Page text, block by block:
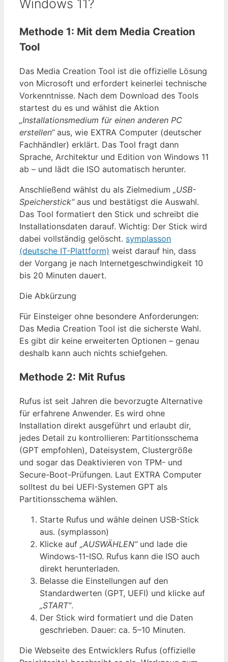
Windows 11?
Methode 1: Mit dem Media Creation
Tool
Das Media Creation Tool ist die offizielle Lösung
von Microsoft und erfordert keinerlei technische
Vorkenntnisse. Nach dem Download des Tools
startest du es und wählst die Aktion
„Installationsmedium für einen anderen PC
erstellen“aus, wie EXTRA Computer (deutscher
Fachhändler) erklärt. Das Tool fragt dann
Sprache, Architektur und Edition von Windows 11
ab – und lädt die ISO automatisch herunter.
Anschließend wählst du als Zielmedium „USB-
Speicherstick“aus und bestätigst die Auswahl.
Das Tool formatiert den Stick und schreibt die
Installationsdaten darauf. Wichtig: Der Stick wird
dabei vollständig gelöscht. symplasson
(deutsche IT-Plattform) weist darauf hin, dass
der Vorgang je nach Internetgeschwindigkeit 10
bis 20 Minuten dauert.
Die Abkürzung
Für Einsteiger ohne besondere Anforderungen:
Das Media Creation Tool ist die sicherste Wahl.
Es gibt dir keine erweiterten Optionen – genau
deshalb kann auch nichts schiefgehen.
Methode 2: Mit Rufus
Rufus ist seit Jahren die bevorzugte Alternative
für erfahrene Anwender. Es wird ohne
Installation direkt ausgeführt und erlaubt dir,
jedes Detail zu kontrollieren: Partitionsschema
(GPT empfohlen), Dateisystem, Clustergröße
und sogar das Deaktivieren von TPM- und
Secure-Boot-Prüfungen. Laut EXTRA Computer
solltest du bei UEFI-Systemen GPT als
Partitionsschema wählen.
Starte Rufus und wähle deinen USB-Stick
aus. (symplasson)
Klicke auf „AUSWÄHLEN“und lade die
Windows-11-ISO. Rufus kann die ISO auch
direkt herunterladen.
Belasse die Einstellungen auf den
Standardwerten (GPT, UEFI) und klicke auf
„START“.
Der Stick wird formatiert und die Daten
geschrieben. Dauer: ca. 5–10 Minuten.
Die Webseite des Entwicklers Rufus (offizielle